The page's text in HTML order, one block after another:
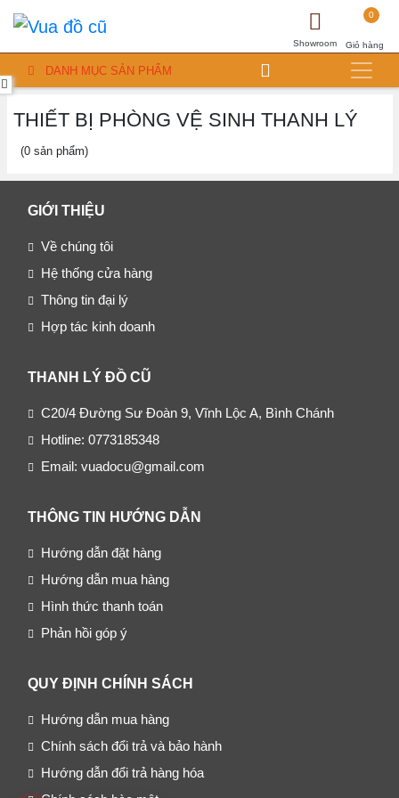
0
Giỏ hàng
Showroom
DANH MỤC SẢN PHẨM
THIẾT BỊ PHÒNG VỆ SINH THANH LÝ
(0 sản phẩm)
GIỚI THIỆU
Về chúng tôi
Hệ thống cửa hàng
Thông tin đại lý
Hợp tác kinh doanh
THANH LÝ ĐỒ CŨ
C20/4 Đường Sư Đoàn 9, Vĩnh Lộc A, Bình Chánh
Hotline: 0773185348
Email: vuadocu@gmail.com
THÔNG TIN HƯỚNG DẪN
Hướng dẫn đặt hàng
Hướng dẫn mua hàng
Hình thức thanh toán
Phản hồi góp ý
QUY ĐỊNH CHÍNH SÁCH
Hướng dẫn mua hàng
Chính sách đổi trả và bảo hành
Hướng dẫn đổi trả hàng hóa